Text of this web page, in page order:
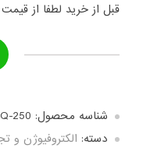
قبل از خرید لطفا از
عدد
شناسه محصول: 250
دسته: الکتروفیوژن و